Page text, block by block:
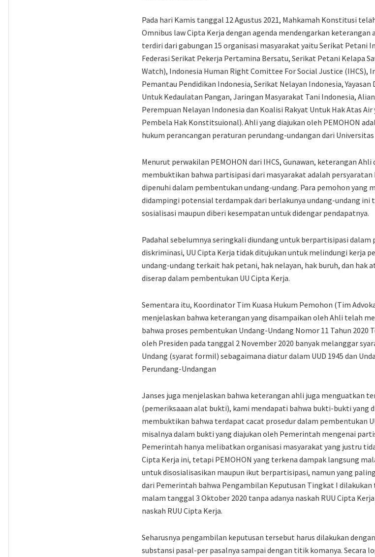
Pada hari Kamis tanggal 12 Agustus 2021, Mahkamah Konstitusi
Omnibus law Cipta Kerja dengan agenda mendengarkan keterangan
terdiri dari gabungan 15 organisasi masyarakat yaitu Serikat Petani
Federasi Serikat Pekerja Pertamina Bersatu, Serikat Petani Kelapa
Watch), Indonesia Human Right Comittee For Social Justice (IHCS),
Pemantau Pendidikan Indonesia, Serikat Nelayan Indonesia,
Untuk Kedaulatan Pangan, Jaringan Masyarakat Tani Indonesia,
Perempuan Nelayan Indonesia dan Koalisi Rakyat Untuk Hak Atas
Pembela Hak Konstitsuional). Ahli yang diajukan oleh PEMOHON
hukum perancangan peraturan perundang-undangan dari
Menurut perwakilan PEMOHON dari IHCS, Gunawan, keterangan
membuktikan bahwa partisipasi dari masyarakat adalah
dipenuhi dalam pembentukan undang-undang. Para pemohon yang
didampingi potensial terdampak dari berlakunya undang-undang ini
sosialisasi maupun diberi kesempatan untuk didengar pendapatnya.
Padahal sebelumnya seringkali diundang untuk berpartisipasi
diskriminasi, UU Cipta Kerja tidak ditujukan untuk melindungi kerja
undang-undang terkait hak petani, hak nelayan, hak buruh, dan hak
diserap dalam pembentukan UU Cipta Kerja.
Sementara itu, Koordinator Tim Kuasa Hukum Pemohon (Tim
menjelaskan bahwa keterangan yang disampaikan oleh Ahli telah
bahwa proses pembentukan Undang-Undang Nomor 11 Tahun 2020
oleh Presiden pada tanggal 2 November 2020 banyak melanggar
Undang (syarat formil) sebagaimana diatur dalam UUD 1945 dan
Perundang-Undangan
Janses juga menjelaskan bahwa keterangan ahli juga menguatkan
(pemeriksaaan alat bukti), kami mendapati bahwa bukti-bukti yang
membuktikan bahwa terdapat cacat prosedur dalam pembentukan
misalnya dalam bukti yang diajukan oleh Pemerintah mengenai
Pemerintah hanya melibatkan organisasi masyarakat yang justru
Cipta Kerja ini, tetapi PEMOHON yang terkena dampak langsung
untuk disosialisasikan maupun ikut berpartisipasi, namun yang
dari Pemerintah bahwa Pengambilan Keputusan Tingkat I
malam tanggal 3 Oktober 2020 tanpa adanya naskah RUU Cipta
naskah RUU Cipta Kerja.
Seharusnya pengambilan keputusan tersebut harus dilakukan
substansi pasal-per pasalnya sampai dengan titik komanya. Secara